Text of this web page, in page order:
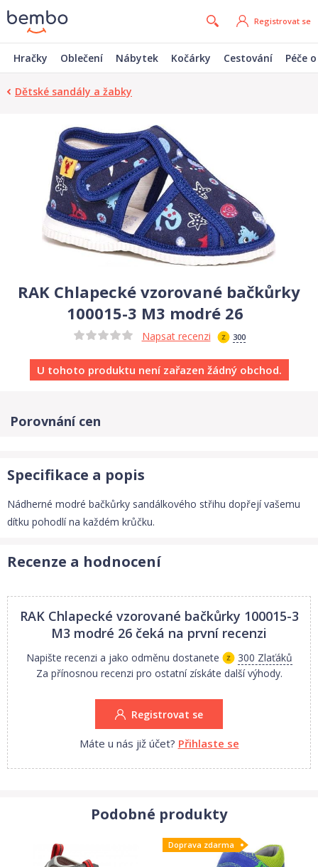
Registrovat se
Hračky Oblečení Nábytek Kočárky Cestování Péče
Dětské sandály a žabky
RAK Chlapecké vzorované bačkůrky
100015-3 M3 modré 26
Napsat recenzi 300
U tohoto produktu není zařazen žádný obchod.
Porovnání cen
Specifikace a popis
Nádherné modré bačkůrky sandálkového střihu dopřejí vašemu
dítku pohodlí na každém krůčku.
Recenze a hodnocení
RAK Chlapecké vzorované bačkůrky 100015-3
M3 modré 26 čeká na první recenzi
Napište recenzi a jako odměnu dostanete
300 Zlaťáků
Za přínosnou recenzi pro ostatní získáte další výhody.
Registrovat se
Máte u nás již účet? Přihlaste se
Podobné produkty
Doprava zdarma